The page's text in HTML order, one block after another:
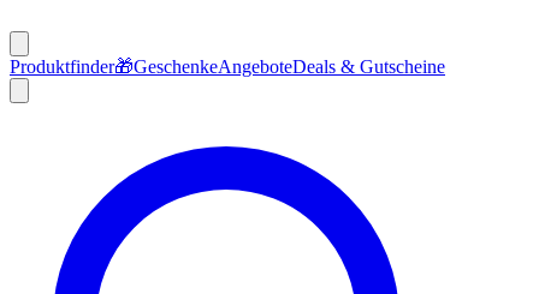
Produktfinder🎁GeschenkeAngeboteDeals & Gutscheine